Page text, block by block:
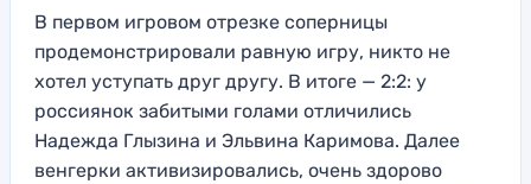
В первом игровом отрезке соперницы
продемонстрировали равную игру, никто не
хотел уступать друг другу. В итоге — 2:2: у
россиянок забитыми голами отличились
Надежда Глызина и Эльвина Каримова. Далее
венгерки активизировались, очень здорово